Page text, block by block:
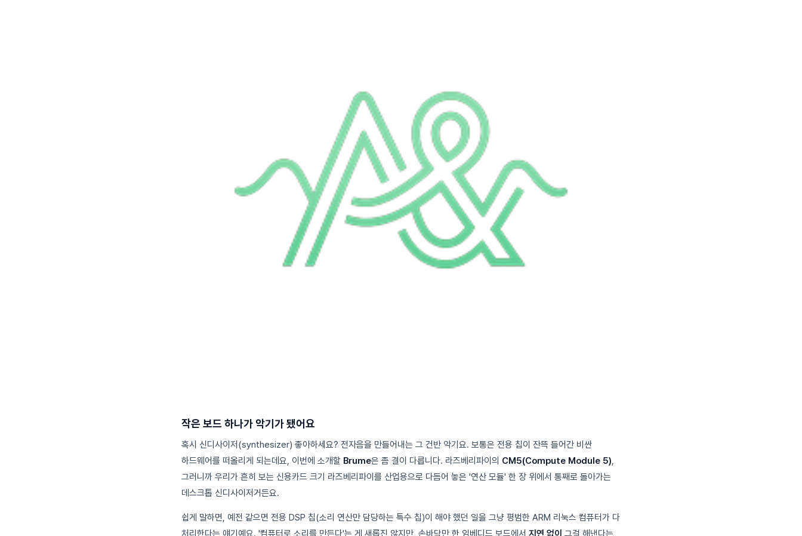
작은 보드 하나가 악기가 됐어요
혹시 신디사이저(synthesizer) 좋아하세요? 전자음을 만들어내는 그 건반 악기요. 보통은 전용 칩이 잔뜩 들어간 비싼
하드웨어를 떠올리게 되는데요, 이번에 소개할 Brume은 좀 결이 다릅니다. 라즈베리파이의 CM5(Compute Module 5)
그러니까 우리가 흔히 보는 신용카드 크기 라즈베리파이를 산업용으로 다듬어 놓은 '연산 모듈' 한 장 위에서 통째로 돌아가는
데스크톱 신디사이저거든요.
쉽게 말하면, 예전 같으면 전용 DSP 칩(소리 연산만 담당하는 특수 칩)이 해야 했던 일을 그냥 평범한 ARM 리눅스 컴퓨터가 다
처리한다는 얘기예요. '컴퓨터로 소리를 만든다'는 게 새롭진 않지만, 손바닥만 한 임베디드 보드에서 지연 없이 그걸 해낸다는